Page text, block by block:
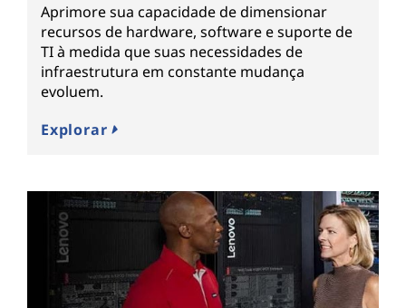
Aprimore sua capacidade de dimensionar
recursos de hardware, software e suporte de
TI à medida que suas necessidades de
infraestrutura em constante mudança
evoluem.
Explorar